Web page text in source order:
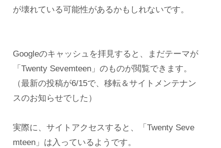
が壊れている可能性があるかもしれないです。
Googleのキャッシュを拝見すると、まだテーマが
「Twenty Sevemteen」のものが閲覧できます。
（最新の投稿が6/15で、移転＆サイトメンテナン
スのお知らせでした）
実際に、サイトアクセスすると、「Twenty Seve
mteen」は入っているようです。